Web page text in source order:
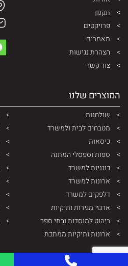
תקנון
פרויקטים
מאמרים
הצהרת נגישות
צור קשר
המוצרים שלנו
שולחנות
מטבחים לבית ולמשרד
כיסאות
ספות וספסלי המתנה
כונניות למשרד
ארונות למשרד
דלפקים למשרד
ארגזי מגירות ותיקיות
ריהוט למוסדות ובתי ספר
ארונות ותיקיות ממתכת